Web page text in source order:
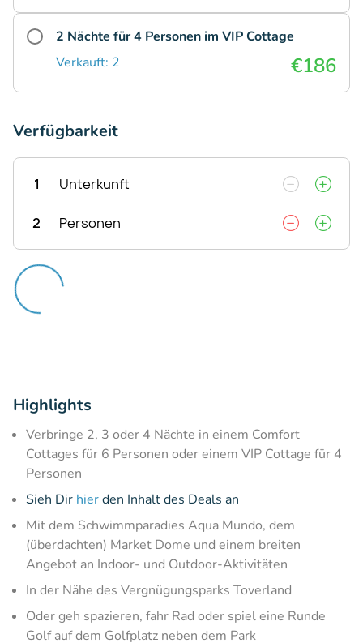
2 Nächte für 4 Personen im VIP Cottage
Verkauft: 2
€186
Verfügbarkeit
1 Unterkunft
2 Personen
Highlights
Verbringe 2, 3 oder 4 Nächte in einem Comfort
Cottages für 6 Personen oder einem VIP Cottage für 4
Personen
Sieh Dir hierden Inhalt des Deals an
Mit dem Schwimmparadies Aqua Mundo, dem
(überdachten) Market Dome und einem breiten
Angebot an Indoor- und Outdoor-Aktivitäten
In der Nähe des Vergnügungsparks Toverland
Oder geh spazieren, fahr Rad oder spiel eine Runde
Golf auf dem Golfplatz neben dem Park